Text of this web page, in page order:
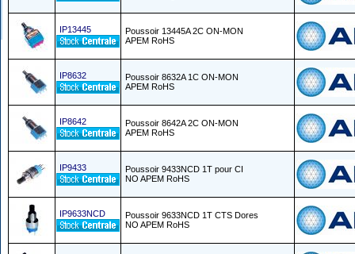
IP13445
Poussoir 13445A 2C ON-MON
APEM RoHS
IP8632
Poussoir 8632A 1C ON-MON
APEM RoHS
IP8642
Poussoir 8642A 2C ON-MON
APEM RoHS
IP9433
Poussoir 9433NCD 1T pour CI
NO APEM RoHS
IP9633NCD
Poussoir 9633NCD 1T CTS Dores
NO APEM RoHS